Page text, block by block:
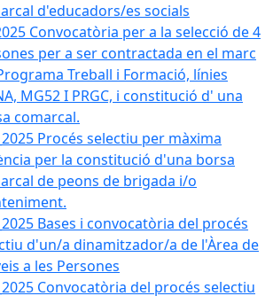
d'educadors/es socials
Convocatòria per a la selecció de 4
per a ser contractada en el marc
Treball i Formació, línies
MG52 I PRGC, i constitució d' una
comarcal.
Procés selectiu per màxima
per la constitució d'una borsa
de peons de brigada i/o
Bases i convocatòria del procés
d'un/a dinamitzador/a de l'Àrea de
a les Persones
Convocatòria del procés selectiu